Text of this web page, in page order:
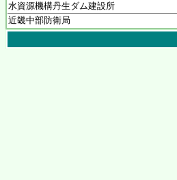
水資源機構丹生ダム建設所
近畿中部防衛局